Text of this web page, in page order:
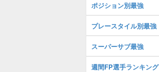
ポジション別最強
プレースタイル別最強
スーパーサブ最強
週間FP選手ランキング